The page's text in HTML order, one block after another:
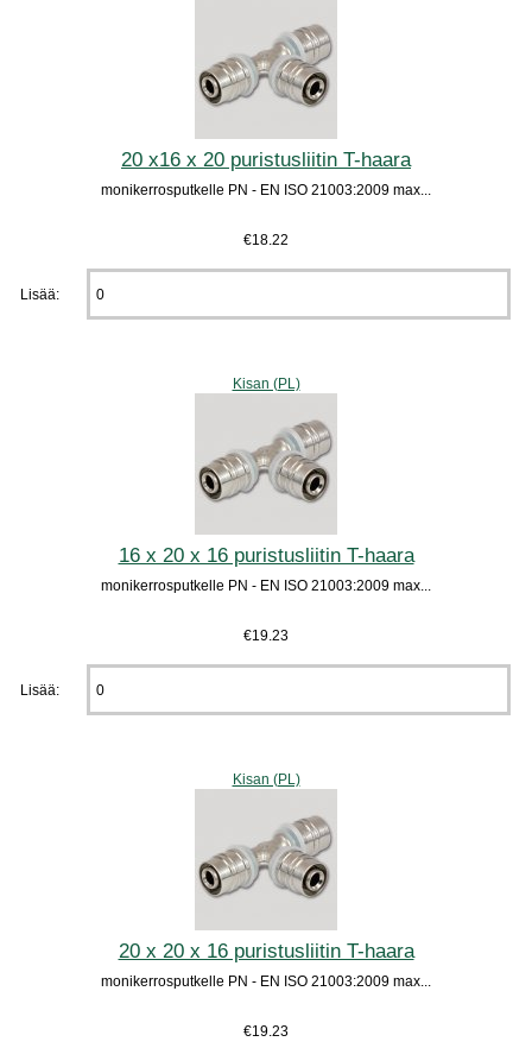
20 x16 x 20 puristusliitin T-haara
monikerrosputkelle PN - EN ISO 21003:2009 max...
€18.22
Lisää:
Kisan (PL)
16 x 20 x 16 puristusliitin T-haara
monikerrosputkelle PN - EN ISO 21003:2009 max...
€19.23
Lisää:
Kisan (PL)
20 x 20 x 16 puristusliitin T-haara
monikerrosputkelle PN - EN ISO 21003:2009 max...
€19.23